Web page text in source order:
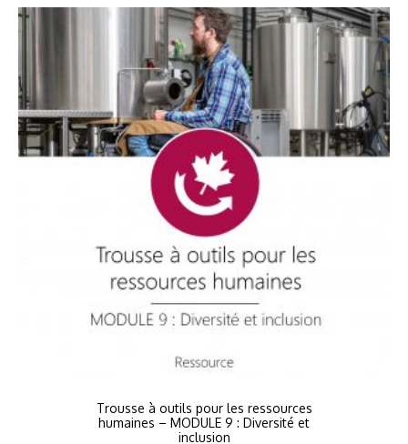
Trousse à outils pour les ressources
humaines – MODULE 9 : Diversité et
inclusion